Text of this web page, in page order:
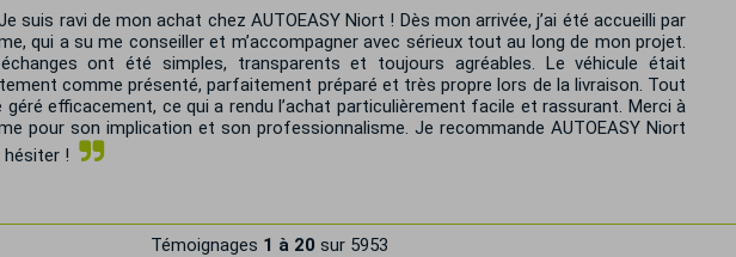
suis ravi de mon achat chez AUTOEASY Niort ! Dès mon arrivée, j’ai été accueilli par
qui a su me conseiller et m’accompagner avec sérieux tout au long de mon projet.
ont été simples, transparents et toujours agréables. Le véhicule était
comme présenté, parfaitement préparé et très propre lors de la livraison. Tout
géré efficacement, ce qui a rendu l’achat particulièrement facile et rassurant. Merci à
pour son implication et son professionnalisme. Je recommande AUTOEASY Niort
hésiter !
Témoignages 1 à 20 sur 5953